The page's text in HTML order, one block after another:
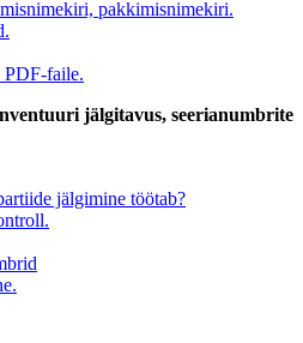
pakkimisnimekiri.
PDF-faile.
jälgitavus, seerianumbrite
jälgimine töötab?